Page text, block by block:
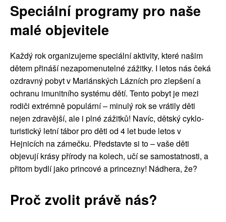
Speciální programy pro naše
malé objevitele
Každý rok organizujeme speciální aktivity, které našim
dětem přináší nezapomenutelné zážitky. I letos nás čeká
ozdravný pobyt v Mariánských Lázních pro zlepšení a
ochranu imunitního systému dětí. Tento pobyt je mezi
rodiči extrémně populární – minulý rok se vrátily děti
nejen zdravější, ale i plné zážitků! Navíc, dětský cyklo-
turistický letní tábor pro děti od 4 let bude letos v
Hejnicích na zámečku. Představte si to – vaše děti
objevují krásy přírody na kolech, učí se samostatnosti, a
přitom bydlí jako princové a princezny! Nádhera, že?
Proč zvolit právě nás?